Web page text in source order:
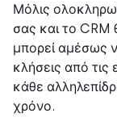
Μόλις
σας και το
μπορεί αμέσως
κλήσεις από
κάθε
χρόνο.